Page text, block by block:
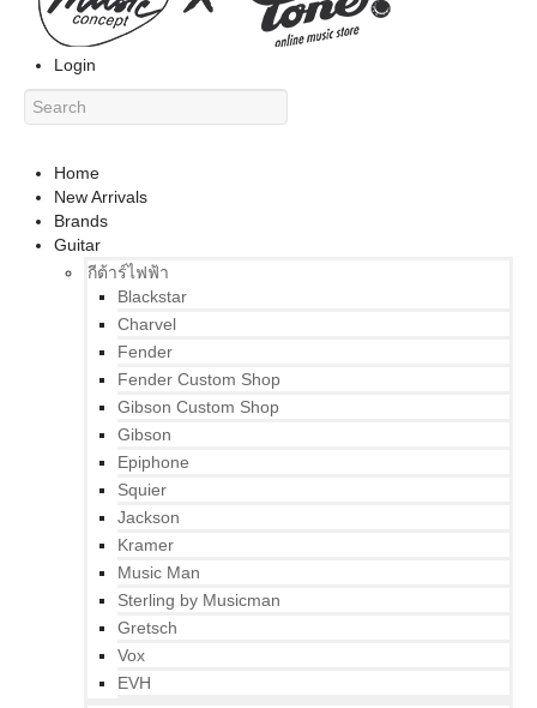
Login
Home
New Arrivals
Brands
Guitar
กีต้าร์ไฟฟ้า
Blackstar
Charvel
Fender
Fender Custom Shop
Gibson Custom Shop
Gibson
Epiphone
Squier
Jackson
Kramer
Music Man
Sterling by Musicman
Gretsch
Vox
EVH